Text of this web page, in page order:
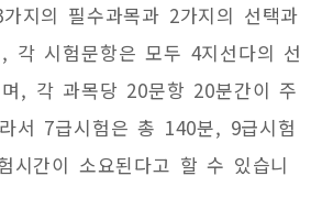
지의 필수과목과 2가지의 선택과
각 시험문항은 모두 4지선다의 선
, 각 과목당 20문항 20분간이 주
서 7급시험은 총 140분, 9급시험
시간이 소요된다고 할 수 있습니